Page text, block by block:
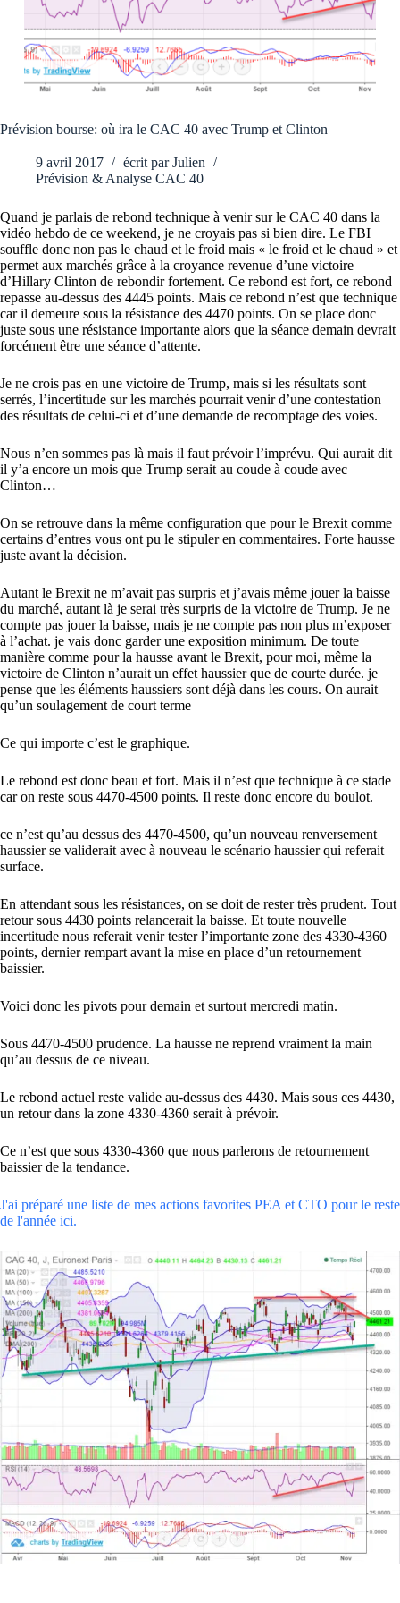
Prévision bourse: où ira le CAC 40 avec Trump et Clinton
9 avril 2017 écrit par Julien
Prévision & Analyse CAC 40
Quand je parlais de rebond technique à venir sur le CAC 40 dans la
vidéo hebdo de ce weekend, je ne croyais pas si bien dire. Le FBI
souffle donc non pas le chaud et le froid mais « le froid et le chaud » et
permet aux marchés grâce à la croyance revenue d’une victoire
d’Hillary Clinton de rebondir fortement. Ce rebond est fort, ce rebond
repasse au-dessus des 4445 points. Mais ce rebond n’est que technique
car il demeure sous la résistance des 4470 points. On se place donc
juste sous une résistance importante alors que la séance demain devrait
forcément être une séance d’attente.
Je ne crois pas en une victoire de Trump, mais si les résultats sont
serrés, l’incertitude sur les marchés pourrait venir d’une contestation
des résultats de celui-ci et d’une demande de recomptage des voies.
Nous n’en sommes pas là mais il faut prévoir l’imprévu. Qui aurait dit
il y’a encore un mois que Trump serait au coude à coude avec
Clinton…
On se retrouve dans la même configuration que pour le Brexit comme
certains d’entres vous ont pu le stipuler en commentaires. Forte hausse
juste avant la décision.
Autant le Brexit ne m’avait pas surpris et j’avais même jouer la baisse
du marché, autant là je serai très surpris de la victoire de Trump. Je ne
compte pas jouer la baisse, mais je ne compte pas non plus m’exposer
à l’achat. je vais donc garder une exposition minimum. De toute
manière comme pour la hausse avant le Brexit, pour moi, même la
victoire de Clinton n’aurait un effet haussier que de courte durée. je
pense que les éléments haussiers sont déjà dans les cours. On aurait
qu’un soulagement de court terme
Ce qui importe c’est le graphique.
Le rebond est donc beau et fort. Mais il n’est que technique à ce stade
car on reste sous 4470-4500 points. Il reste donc encore du boulot.
ce n’est qu’au dessus des 4470-4500, qu’un nouveau renversement
haussier se validerait avec à nouveau le scénario haussier qui referait
surface.
En attendant sous les résistances, on se doit de rester très prudent. Tout
retour sous 4430 points relancerait la baisse. Et toute nouvelle
incertitude nous referait venir tester l’importante zone des 4330-4360
points, dernier rempart avant la mise en place d’un retournement
baissier.
Voici donc les pivots pour demain et surtout mercredi matin.
Sous 4470-4500 prudence. La hausse ne reprend vraiment la main
qu’au dessus de ce niveau.
Le rebond actuel reste valide au-dessus des 4430. Mais sous ces 4430,
un retour dans la zone 4330-4360 serait à prévoir.
Ce n’est que sous 4330-4360 que nous parlerons de retournement
baissier de la tendance.
J'ai préparé une liste de mes actions favorites PEA et CTO pour le reste
de l'année ici.